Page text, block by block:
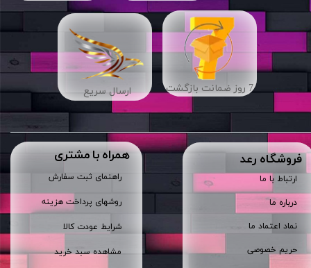
ارسال سریع
​فروشگاه رعد
ارتباط با ما
درباره ما
نماد اعتماد ما
حریم خصوصی
همراه با مشتری
راهنمای ثبت سفارش
روشهای پرداخت هزینه
شرایط عودت کالا
مشاهده سبد خرید
7 روز ضمانت بازگشت